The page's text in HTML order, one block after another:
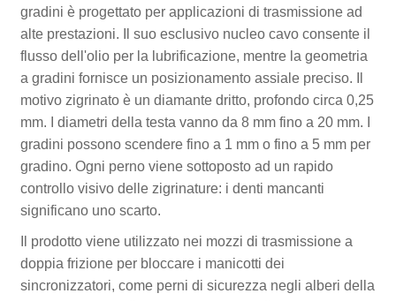
gradini è progettato per applicazioni di trasmissione ad
alte prestazioni. Il suo esclusivo nucleo cavo consente il
flusso dell'olio per la lubrificazione, mentre la geometria
a gradini fornisce un posizionamento assiale preciso. Il
motivo zigrinato è un diamante dritto, profondo circa 0,25
mm. I diametri della testa vanno da 8 mm fino a 20 mm. I
gradini possono scendere fino a 1 mm o fino a 5 mm per
gradino. Ogni perno viene sottoposto ad un rapido
controllo visivo delle zigrinature: i denti mancanti
significano uno scarto.
Il prodotto viene utilizzato nei mozzi di trasmissione a
doppia frizione per bloccare i manicotti dei
sincronizzatori, come perni di sicurezza negli alberi della